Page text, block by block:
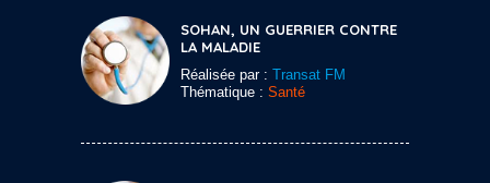
SOHAN, UN GUERRIER CONTRE
LA MALADIE
Réalisée par : Transat FM
Thématique : Santé